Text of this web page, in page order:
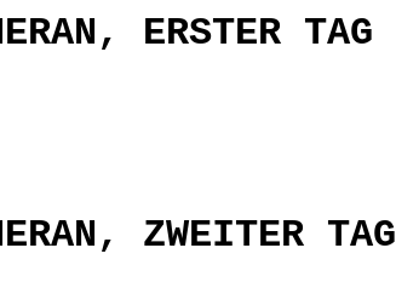
ERSTER TAG
ZWEITER TAG